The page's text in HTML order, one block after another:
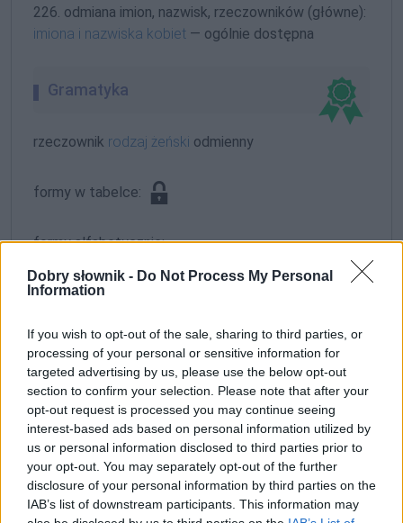
Dobry słownik - Do Not Process My Personal
Information
If you wish to opt-out of the sale, sharing to third parties, or
processing of your personal or sensitive information for
targeted advertising by us, please use the below opt-out
section to confirm your selection. Please note that after your
opt-out request is processed you may continue seeing
interest-based ads based on personal information utilized by
us or personal information disclosed to third parties prior to
your opt-out. You may separately opt-out of the further
disclosure of your personal information by third parties on the
IAB’s list of downstream participants. This information may
226. odmiana imion, nazwisk, rzeczowników (główne):
imiona i nazwiska kobiet — ogólnie dostępna
Gramatyka
rzeczownik rodzaj żeński odmienny
formy w tabelce:
formy alfabetycznie:
Szafrańska; Szafrańską; Szafrańskich; Szafrańskie;
Szafrańskiej; Szafrańskim; Szafrańskimi
ZGŁOŚ POPRAWKĘ